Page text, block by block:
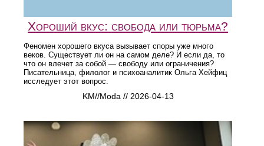
Хороший вкус: свобода или тюрьма?
Феномен хорошего вкуса вызывает споры уже много
веков. Существует ли он на самом деле? И если да, то
что он влечет за собой — свободу или ограничения?
Писательница, филолог и психоаналитик Ольга Хейфиц
исследует этот вопрос.
KM//Moda // 2026-04-13